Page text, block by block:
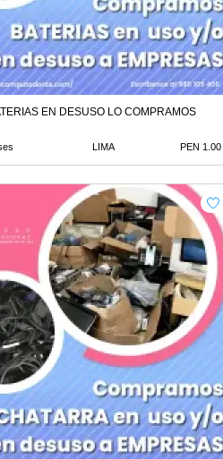
EN DESUSO LO COMPRAMOS
LIMA PEN 1.00